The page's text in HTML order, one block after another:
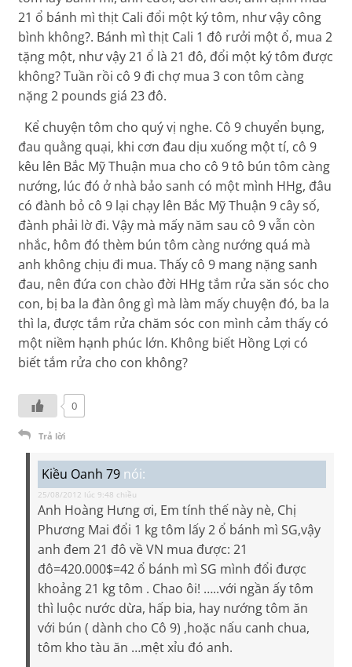
21 ổ bánh mì thịt Cali đổi một ký tôm, như vậy công
bình không?. Bánh mì thịt Cali 1 đô rưởi một ổ, mua 2
tặng một, như vậy 21 ổ là 21 đô, đổi một ký tôm được
không? Tuần rồi cô 9 đi chợ mua 3 con tôm càng
nặng 2 pounds giá 23 đô.
Kể chuyện tôm cho quý vị nghe. Cô 9 chuyển bụng,
đau quằng quại, khi cơn đau dịu xuống một tí, cô 9
kêu lên Bắc Mỹ Thuận mua cho cô 9 tô bún tôm càng
nướng, lúc đó ở nhà bảo sanh có một mình HHg, đâu
có đành bỏ cô 9 lại chạy lên Bắc Mỹ Thuận 9 cây số,
đành phải lờ đi. Vậy mà mấy năm sau cô 9 vẫn còn
nhắc, hôm đó thèm bún tôm càng nướng quá mà
anh không chịu đi mua. Thấy cô 9 mang nặng sanh
đau, nên đứa con chào đời HHg tắm rửa săn sóc cho
con, bị ba la đàn ông gì mà làm mấy chuyện đó, ba la
thì la, được tắm rửa chăm sóc con mình cảm thấy có
một niềm hạnh phúc lớn. Không biết Hồng Lợi có
biết tắm rửa cho con không?
0
Trả lời
Kiều Oanh 79 nói:
25/08/2012 lúc 9:48 chiều
Anh Hoàng Hưng ơi, Em tính thế này nè, Chị
Phương Mai đổi 1 kg tôm lấy 2 ổ bánh mì SG,vậy
anh đem 21 đô về VN mua được: 21
đô=420.000$=42 ổ bánh mì SG mình đổi được
khoảng 21 kg tôm . Chao ôi! …..với ngần ấy tôm
thì luộc nước dừa, hấp bia, hay nướng tôm ăn
với bún ( dành cho Cô 9) ,hoặc nấu canh chua,
tôm kho tàu ăn …mệt xỉu đó anh.